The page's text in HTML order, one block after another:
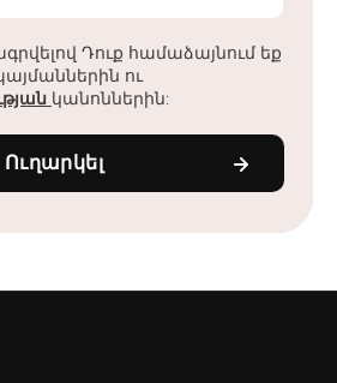
Դուք համաձայնում եք
ու
կանոններին:
Ուղարկել